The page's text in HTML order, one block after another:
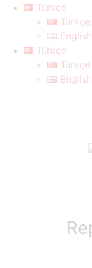
Türkçe
Türkçe
English
Türkçe
Türkçe
English